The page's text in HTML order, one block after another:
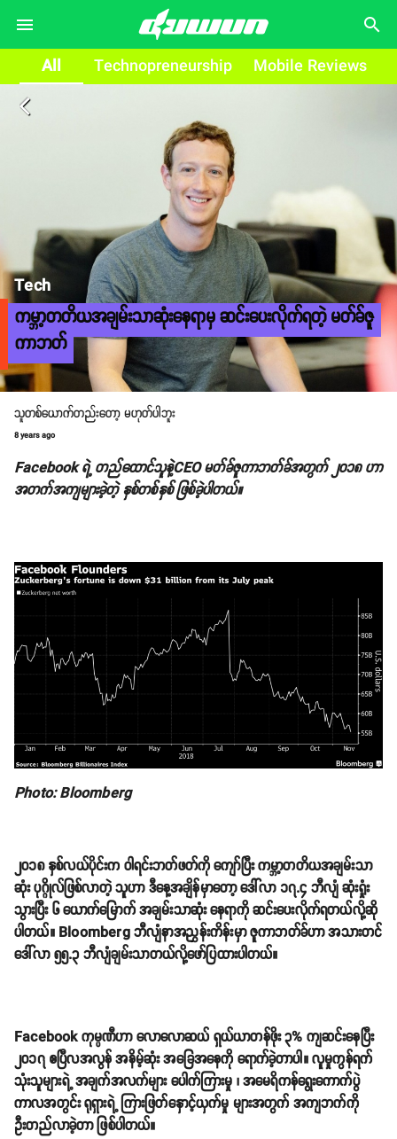
search
All Technopreneurship Mobile Reviews
arrow_back_ios
Tech
ကမ္ဘာ့တတိယအချမ်းသာဆုံးနေရာမှ ဆင်းပေးလိုက်ရတဲ့ မတ်ခ်ဇူ
ကာဘတ်
သူတစ်ယောက်တည်းတော့ မဟုတ်ပါဘူး
8 years ago
Facebook ရဲ့ တည်ထောင်သူနဲ့CEO မတ်ခ်ဇူကာဘတ်ခ်အတွက် ၂၀၁၈ ဟာ
အတက်အကျများခဲ့တဲ့ နှစ်တစ်နှစ် ဖြစ်ခဲ့ပါတယ်။
Photo: Bloomberg
၂၀၁၈ နှစ်လယ်ပိုင်းက ဝါရင်းဘတ်ဖတ်ကို ကျော်ပြီး ကမ္ဘာ့တတိယအချမ်းသာ
ဆုံး ပုဂ္ဂိုလ်ဖြစ်လာတဲ့ သူဟာ ဒီနေ့အချိန်မှာတော့ ဒေါ်လာ ၁၇.၄ ဘီလျံ ဆုံးရှုံး
သွားပြီး ၆ ယောက်မြောက် အချမ်းသာဆုံး နေရာကို ဆင်းပေးလိုက်ရတယ်လို့ဆို
ပါတယ်။ Bloomberg ဘီလျံနာအညွှန်းကိန်းမှာ ဇူကာဘတ်ခ်ဟာ အသားတင်
ဒေါ်လာ ၅၅.၃ ဘီလျံချမ်းသာတယ်လို့ဖော်ပြထားပါတယ်။
Facebook ကုမ္ပဏီဟာ လောလောဆယ် ရှယ်ယာတန်ဖိုး ၃% ကျဆင်းနေပြီး
၂၀၁၇ ဧပြီလအလွန် အနိမ့်ဆုံး အခြေအနေကို ရောက်ခဲ့တာပါ။ လူမှုကွန်ရက်
သုံးသူများရဲ့ အချက်အလက်များ ပေါက်ကြားမှု ၊ အမေရိကန်ရွေးကောက်ပွဲ
ကာလအတွင်း ရုရှားရဲ့ ကြားဖြတ်နှောင့်ယှက်မှု များအတွက် အကျဘက်ကို
ဦးတည်လာခဲ့တာ ဖြစ်ပါတယ်။